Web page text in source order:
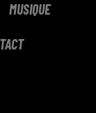
MUSIQUE